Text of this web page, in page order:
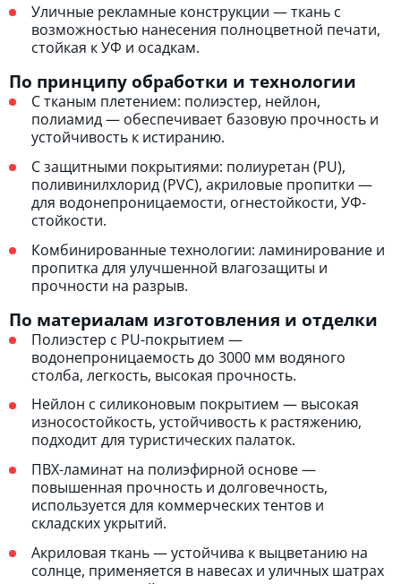
Уличные рекламные конструкции — ткань с
возможностью нанесения полноцветной печати,
стойкая к УФ и осадкам.
По принципу обработки и технологии
С тканым плетением: полиэстер, нейлон,
полиамид — обеспечивает базовую прочность и
устойчивость к истиранию.
С защитными покрытиями: полиуретан (PU),
поливинилхлорид (PVC), акриловые пропитки —
для водонепроницаемости, огнестойкости, УФ-
стойкости.
Комбинированные технологии: ламинирование и
пропитка для улучшенной влагозащиты и
прочности на разрыв.
По материалам изготовления и отделки
Полиэстер с PU-покрытием —
водонепроницаемость до 3000 мм водяного
столба, легкость, высокая прочность.
Нейлон с силиконовым покрытием — высокая
износостойкость, устойчивость к растяжению,
подходит для туристических палаток.
ПВХ-ламинат на полиэфирной основе —
повышенная прочность и долговечность,
используется для коммерческих тентов и
складских укрытий.
Акриловая ткань — устойчива к выцветанию на
солнце, применяется в навесах и уличных шатрах